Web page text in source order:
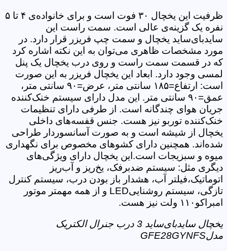
ظرفیت این یخچال ۳۰ فوت است و برای خانواده‌ی ۴ تا ۵
نفره یک گزینه‌ی عالی است. سمت راست این
سایدبای‌ساید یخچال و سمت چپ فریزر قرار دارد. در
مورد مشخصات ظاهری می‌توان به این نکته اشاره کرد
که در قسمت سمت راست و روی درب یخچال یک پنل
لمسی وجود دارد. ابعاد این یخچال فریزر به این صورت
است: ارتفاع=۱۸۵ سانتی متر، عرض=۹۰ سانتی متر،
عمق=۹۰ سانتی متر. این مدل دارای سیستم خنک‌کننده
جریان هوای چندگانه است. از طرفی دارای تنظیمات
خنک‌کننده توربو نیز هست. جنس قفسه‌های داخلی
یخچال از شیشه است و به صورت آسانسوردار طراحی
شده‌اند. همچنین دارای کشوهای مخصوص برای نگهداری
میوه و سبزیجات است.این یخچال دارای ویژگی‌های
دیگری مثل: سیستم ضدبرفک، یخ‌ریز و آب‌ریز
اتوماتیک،فیلتر آب، هشدار باز بودن درب، سیستم کنترل
تازگی، سیستم روشناییLED و از همه مهمتر موتور
امبراکو۱۱۰ ولت نیز هست.
یخچال سایدبای‌ساید 3 درب جنرال الکتریک
مدلGFE28GYNFS